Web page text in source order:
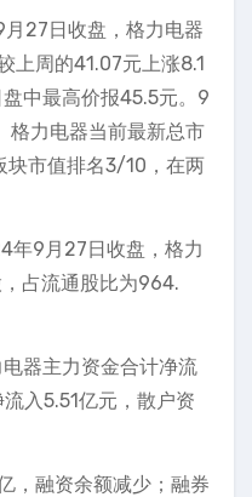
27日收盘，格力电器
上周的41.07元上涨8.1
中最高价报45.5元。9
格力电器当前最新总市
块市值排名3/10，在两
年9月27日收盘，格力
占流通股比为964.
器主力资金合计净流
入5.51亿元，散户资
，融资余额减少；融券